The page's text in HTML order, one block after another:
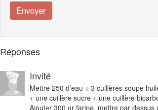
Réponses
Invité
Mettre 250 d’eau + 3 cuillères soupe
+ une cuillère sucre + une cuillère
Ajouter 300 gr farine, mettre par